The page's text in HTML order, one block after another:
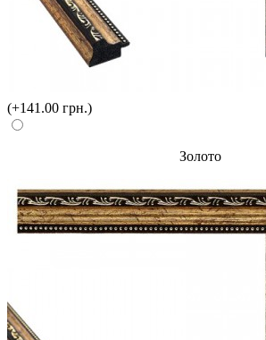
(+141.00 грн.)
Золото